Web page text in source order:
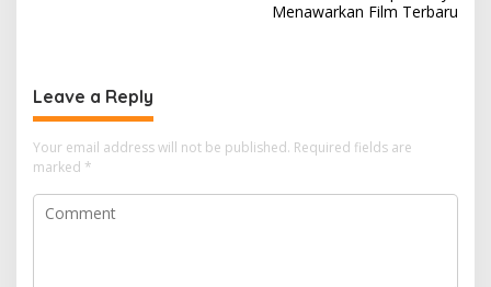
a
v
i
g
a
Menawarkan Film Terbaru
Leave a Reply
Your email address will not be published. Required fields are
marked *